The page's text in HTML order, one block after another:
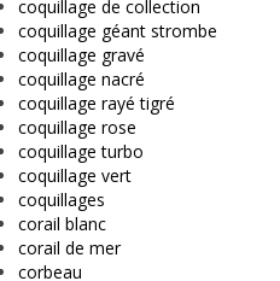
coquillage de collection
coquillage géant strombe
coquillage gravé
coquillage nacré
coquillage rayé tigré
coquillage rose
coquillage turbo
coquillage vert
coquillages
corail blanc
corail de mer
corbeau